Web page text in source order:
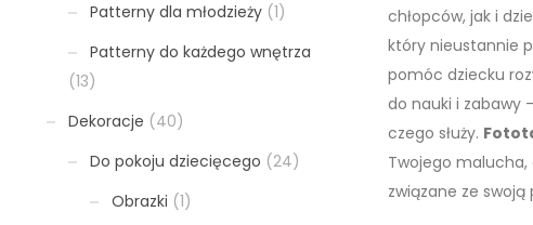
chłopców, jak i
który nieustannie
pomóc dziecku
do nauki i zabawy
czego służy.
Twojego malucha,
związane ze
Patterny dla młodzieży (1)
Patterny do każdego wnętrza
(13)
Dekoracje (40)
Do pokoju dziecięcego (24)
Obrazki (1)